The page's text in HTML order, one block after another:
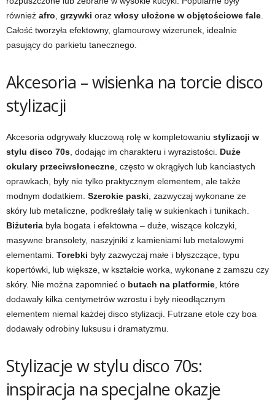
również afro grzywki oraz włosy ułożone w objętościowe fale
Całość tworzyła efektowny, glamourowy wizerunek, idealnie
pasujący do parkietu tanecznego.
Akcesoria – wisienka na torcie disco
stylizacji
Akcesoria odgrywały kluczową rolę w kompletowaniu stylizacji w
stylu disco 70s , dodając im charakteru i wyrazistości. Duże
okulary przeciwsłoneczne , często w okrągłych lub kanciastych
oprawkach, były nie tylko praktycznym elementem, ale także
modnym dodatkiem. Szerokie paski , zazwyczaj wykonane ze
skóry lub metaliczne, podkreślały talię w sukienkach i tunikach.
Biżuteria była bogata i efektowna – duże, wiszące kolczyki,
masywne bransolety, naszyjniki z kamieniami lub metalowymi
elementami. Torebki były zazwyczaj małe i błyszczące, typu
kopertówki, lub większe, w kształcie worka, wykonane z zamszu czy
skóry. Nie można zapomnieć o butach na platformie , które
dodawały kilka centymetrów wzrostu i były nieodłącznym
elementem niemal każdej disco stylizacji. Futrzane etole czy boa
dodawały odrobiny luksusu i dramatyzmu.
Stylizacje w stylu disco 70s:
inspiracja na specjalne okazje